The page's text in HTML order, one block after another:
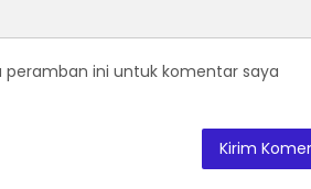
ini untuk komentar saya